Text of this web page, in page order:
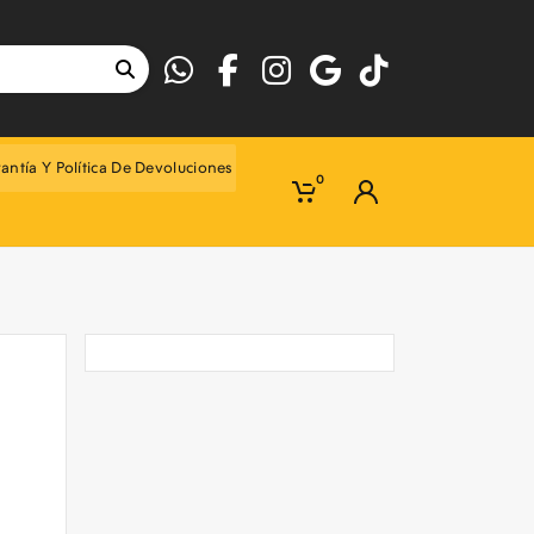
Y Política De Devoluciones
0